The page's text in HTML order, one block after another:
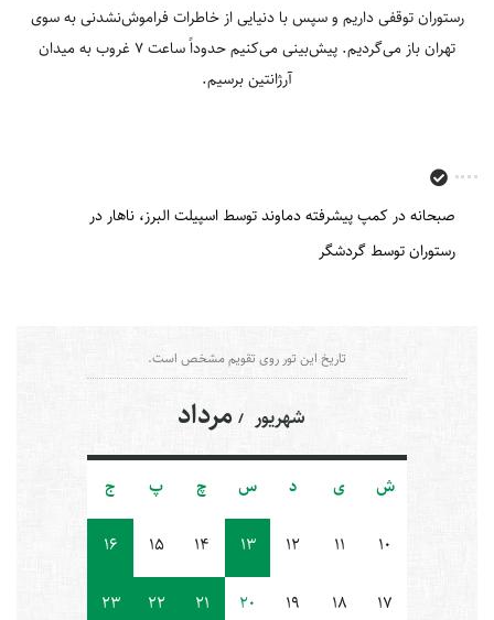
رستوران توقفی داریم و سپس با دنیایی از خاطرات فراموش‌نشدنی به سوی
تهران باز می‌گردیم. پیش‌بینی می‌کنیم حدوداً ساعت 7 غروب به میدان
آرژانتین برسیم.
صبحانه در کمپ پیشرفته دماوند توسط اسپیلت البرز ناهار در
رستوران توسط گردشگر
تاریخ این تور روی تقویم مشخص است.
شهریور مرداد
ش ی د س چ پ ج
10
11
12
13
14
15
16
17
18
19
20
21
22
23